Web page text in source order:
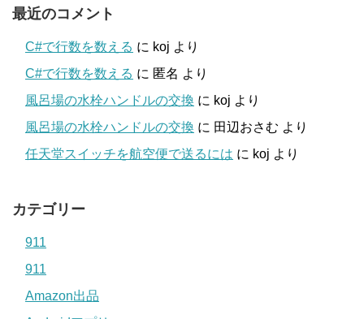
最近のコメント
C#で行数を数える に koj より
C#で行数を数える に 匿名 より
風呂場の水栓ハンドルの交換 に koj より
風呂場の水栓ハンドルの交換 に 田辺おさむ より
任天堂スイッチを航空便で送るには に koj より
カテゴリー
911
911
Amazon出品